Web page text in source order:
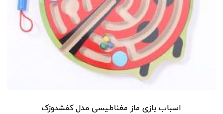
اسباب بازی ماز مغناطیسی مدل کفشدوزک